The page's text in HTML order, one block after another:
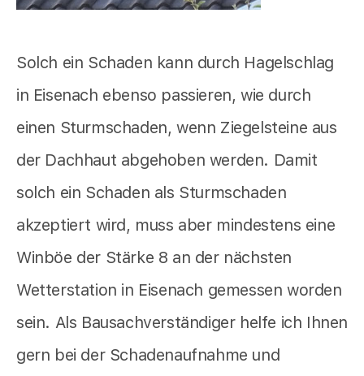
Solch ein Schaden kann durch Hagelschlag
in Eisenach ebenso passieren, wie durch
einen Sturmschaden, wenn Ziegelsteine aus
der Dachhaut abgehoben werden. Damit
solch ein Schaden als Sturmschaden
akzeptiert wird, muss aber mindestens eine
Winböe der Stärke 8 an der nächsten
Wetterstation in Eisenach gemessen worden
sein. Als Bausachverständiger helfe ich Ihnen
gern bei der Schadenaufnahme und